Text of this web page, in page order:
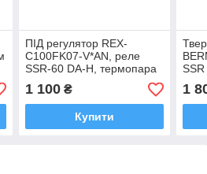
ПІД регулятор REX-
C100FK07-V*AN, реле
SSR-60 DA-H, термопара
1 метр, радіатор
1 100₴
Купити
1